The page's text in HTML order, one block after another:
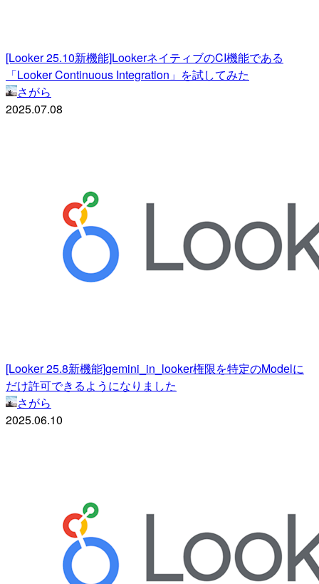
[Looker 25.10新機能]LookerネイティブのCI機能である
「Looker Continuous Integration」を試してみた
さがら
2025.07.08
[Looker 25.8新機能]gemini_in_looker権限を特定のModelに
だけ許可できるようになりました
さがら
2025.06.10